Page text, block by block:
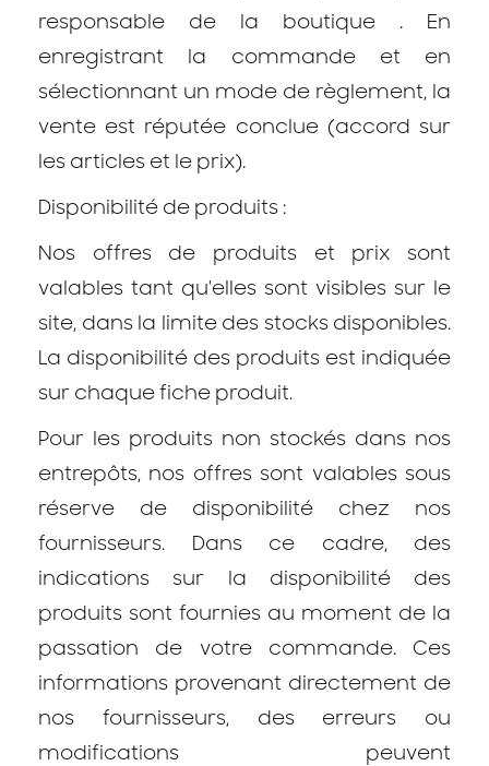
responsable de la boutique . En
enregistrant la commande et en
sélectionnant un mode de règlement, la
vente est réputée conclue (accord sur
les articles et le prix).
Disponibilité de produits :
Nos offres de produits et prix sont
valables tant qu'elles sont visibles sur le
site, dans la limite des stocks disponibles.
La disponibilité des produits est indiquée
sur chaque fiche produit.
Pour les produits non stockés dans nos
entrepôts, nos offres sont valables sous
réserve de disponibilité chez nos
fournisseurs. Dans ce cadre, des
indications sur la disponibilité des
produits sont fournies au moment de la
passation de votre commande. Ces
informations provenant directement de
nos fournisseurs, des erreurs ou
modifications peuvent